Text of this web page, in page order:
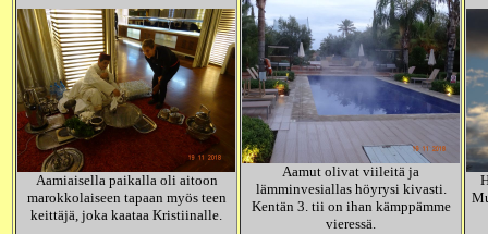
Aamiaisella paikalla oli aitoon
marokkolaiseen tapaan myös teen
keittäjä, joka kaataa Kristiinalle.
Aamut olivat viileitä ja
lämminvesiallas höyrysi kivasti.
Kentän 3. tii on ihan kämppämme
vieressä.